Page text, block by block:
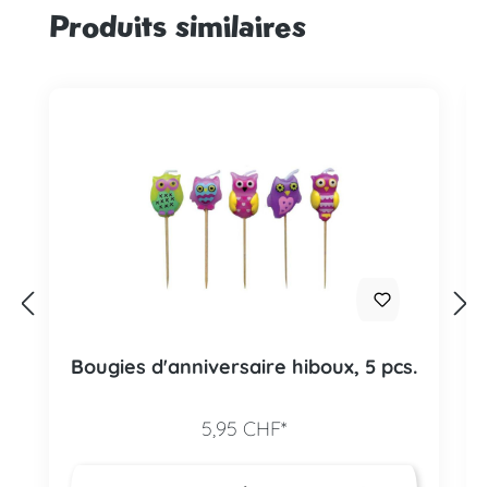
Ignorer la galerie de produits
Produits similaires
Bougies d'anniversaire hiboux, 5 pcs.
5,95 CHF*